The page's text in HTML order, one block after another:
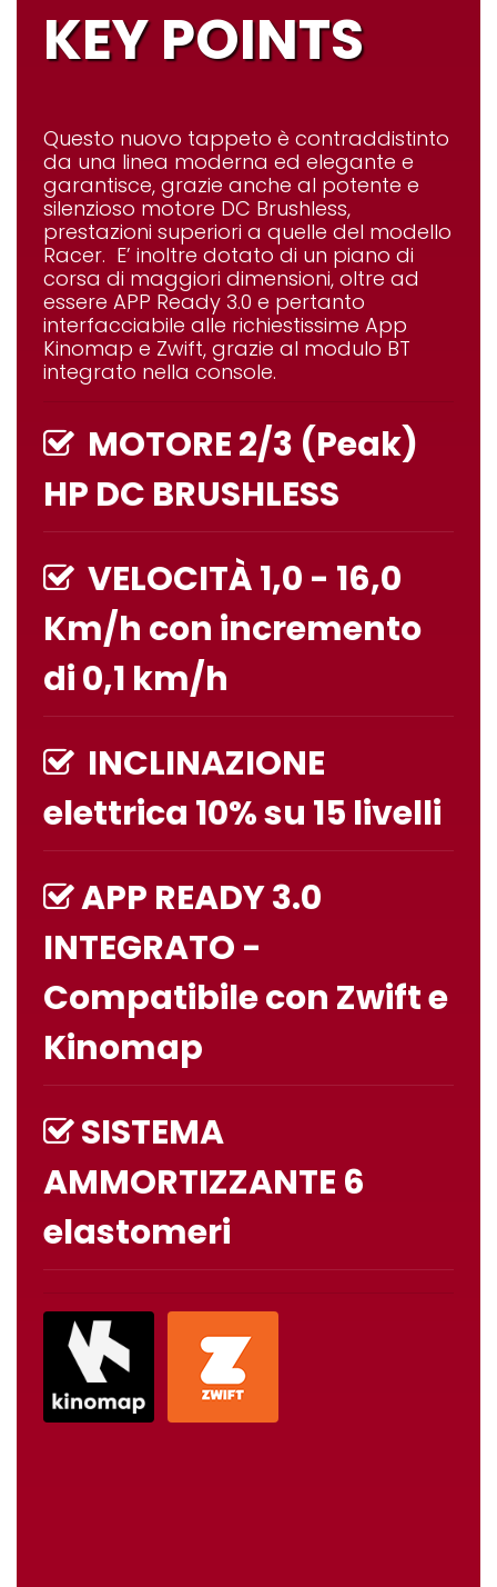
KEY POINTS
Questo nuovo tappeto è contraddistinto
da una linea moderna ed elegante e
garantisce, grazie anche al potente e
silenzioso motore DC Brushless,
prestazioni superiori a quelle del modello
Racer. E’ inoltre dotato di un piano di
corsa di maggiori dimensioni, oltre ad
essere APP Ready 3.0 e pertanto
interfacciabile alle richiestissime App
Kinomap e Zwift, grazie al modulo BT
integrato nella console.
MOTORE 2/3 (Peak)
HP DC BRUSHLESS
VELOCITÀ 1,0 - 16,0
Km/h con incremento
di 0,1 km/h
INCLINAZIONE
elettrica 10% su 15 livelli
APP READY 3.0
INTEGRATO -
Compatibile con Zwifte
Kinomap
SISTEMA
AMMORTIZZANTE 6
elastomeri